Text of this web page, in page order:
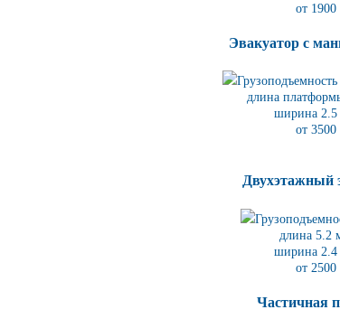
от 1900
Эвакуатор с
длина
ширина 2.5
от 3500
Двухэтажный
длина 5.2
ширина 2.4
от 2500
Частичная